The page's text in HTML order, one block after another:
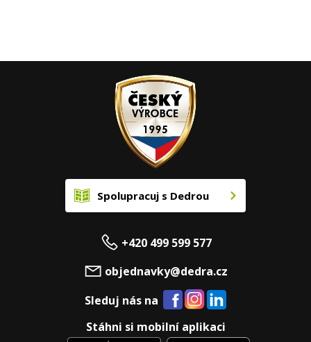
Spolupracuj s Dedrou
+420 499 599 577
objednavky@dedra.cz
Sleduj nás na
Stáhni si mobilní aplikaci